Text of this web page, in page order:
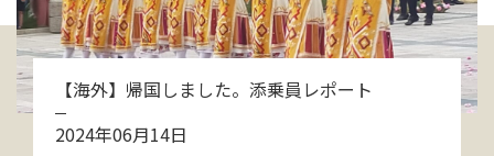
お問い合わせ
資料請求
【海外】帰国しました。添乗員レポート
2024年06月14日